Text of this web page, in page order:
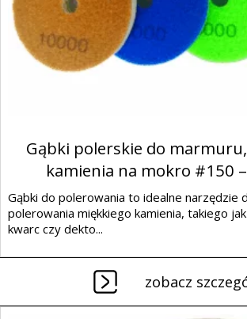
Gąbki polerskie do
kamienia na mokro #150
Gąbki do polerowania to idealne narzędzie
polerowania miękkiego kamienia, takiego
kwarc czy dekto...
zobacz